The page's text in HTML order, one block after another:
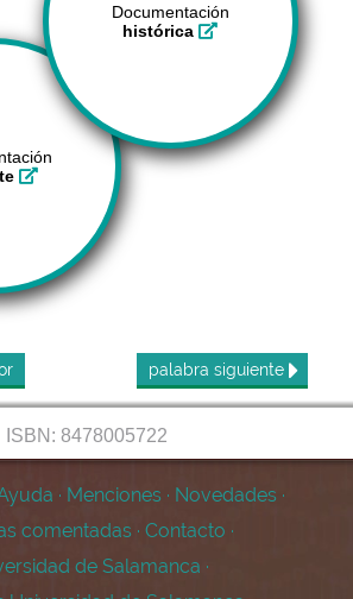
Documentación
histórica
palabra siguiente
ISBN: 8478005722
· Menciones · Novedades ·
comentadas · Contacto ·
de Salamanca ·